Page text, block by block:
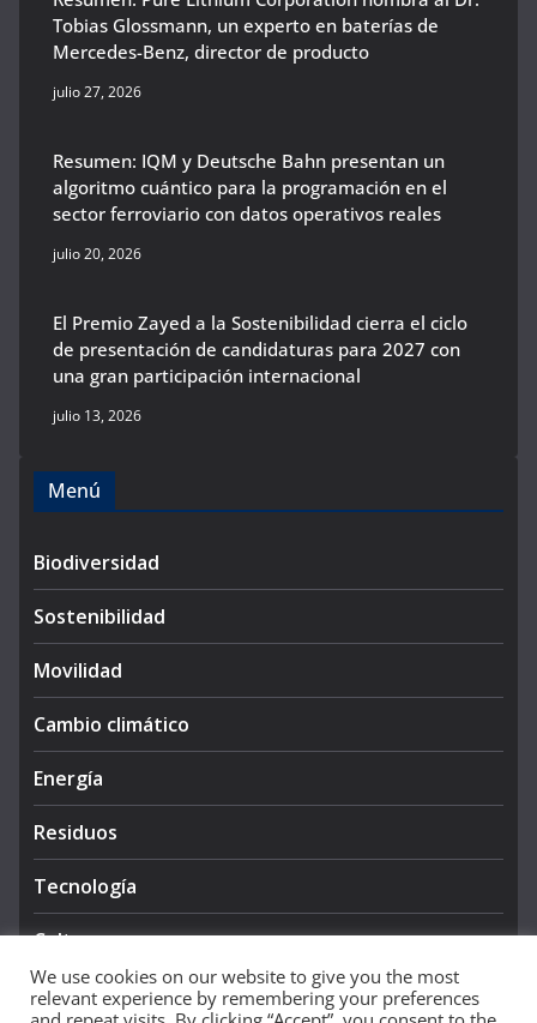
Tobias Glossmann, un experto en baterías de
Mercedes-Benz, director de producto
julio 27, 2026
Resumen: IQM y Deutsche Bahn presentan un
algoritmo cuántico para la programación en el
sector ferroviario con datos operativos reales
julio 20, 2026
El Premio Zayed a la Sostenibilidad cierra el ciclo
de presentación de candidaturas para 2027 con
una gran participación internacional
julio 13, 2026
Menú
Biodiversidad
Sostenibilidad
Movilidad
Cambio climático
Energía
Residuos
Tecnología
Cultura
We use cookies on our website to give you the most
relevant experience by remembering your preferences